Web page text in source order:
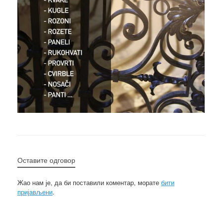
Оставите одговор
Жао нам је, да би поставили коментар, морате бити
пријављени.